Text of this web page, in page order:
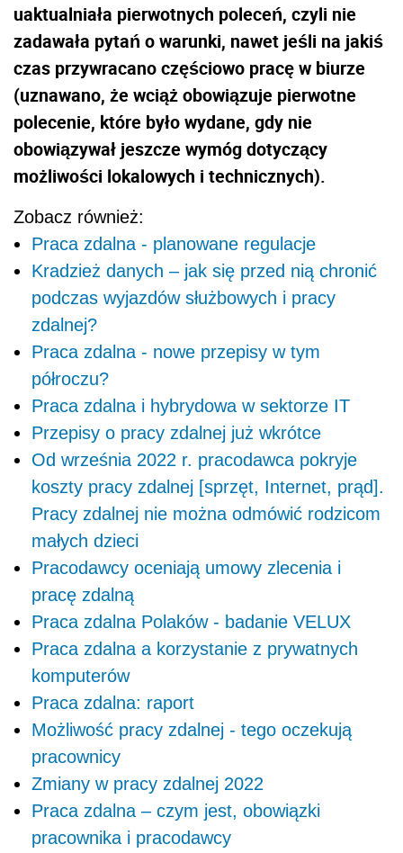
uaktualniała pierwotnych poleceń, czyli nie
zadawała pytań o warunki, nawet jeśli na jakiś
czas przywracano częściowo pracę w biurze
(uznawano, że wciąż obowiązuje pierwotne
polecenie, które było wydane, gdy nie
obowiązywał jeszcze wymóg dotyczący
możliwości lokalowych i technicznych).
Zobacz również:
Praca zdalna - planowane regulacje
Kradzież danych – jak się przed nią chronić
podczas wyjazdów służbowych i pracy
zdalnej?
Praca zdalna - nowe przepisy w tym
półroczu?
Praca zdalna i hybrydowa w sektorze IT
Przepisy o pracy zdalnej już wkrótce
Od września 2022 r. pracodawca pokryje
koszty pracy zdalnej [sprzęt, Internet, prąd].
Pracy zdalnej nie można odmówić rodzicom
małych dzieci
Pracodawcy oceniają umowy zlecenia i
pracę zdalną
Praca zdalna Polaków - badanie VELUX
Praca zdalna a korzystanie z prywatnych
komputerów
Praca zdalna: raport
Możliwość pracy zdalnej - tego oczekują
pracownicy
Zmiany w pracy zdalnej 2022
Praca zdalna – czym jest, obowiązki
pracownika i pracodawcy